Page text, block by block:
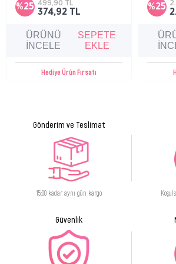
%25
374,92 TL
499,90 TL
Hediye Ürün Fırsatı
ÜRÜNÜ
İNCELE
SEPETE
EKLE
rahatsızlık
%25
Gönderim ve Teslimat
15:00 kadar aynı gün kargo
Güvenlik